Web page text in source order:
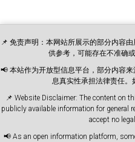
📌 免责声明：本网站所展示的部分内容
供参考，可能存在不准确
📢 本站作为开放型信息平台，部分内容
息真实性承担法律责任。
📌 Website Disclaimer: The content on
publicly available information for general
accept no
📢 As an open information platform,